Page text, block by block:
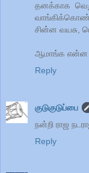
தனக்காக
சின்ன வயசு,
ஆமாங்க என்ன
Reply
குடுகுடுப்பை
நன்றி ராஜ
Reply